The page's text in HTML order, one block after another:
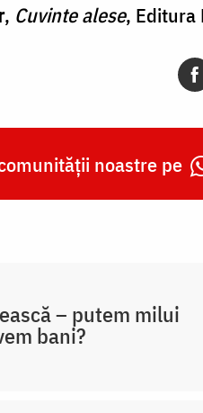
, Cuvinte alese, Editura
noastre pe
– putem milui
bani?